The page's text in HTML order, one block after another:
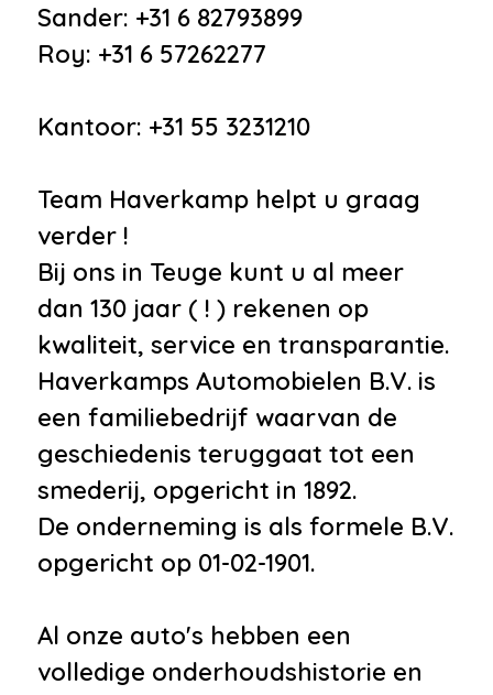
Sander: +31 6 82793899
Roy: +31 6 57262277
Kantoor: +31 55 3231210
Team Haverkamp helpt u graag
verder !
Bij ons in Teuge kunt u al meer
dan 130 jaar ( ! ) rekenen op
kwaliteit, service en transparantie.
Haverkamps Automobielen B.V. is
een familiebedrijf waarvan de
geschiedenis teruggaat tot een
smederij, opgericht in 1892.
De onderneming is als formele B.V.
opgericht op 01-02-1901.
Al onze auto's hebben een
volledige onderhoudshistorie en